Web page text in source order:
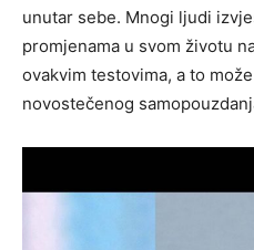
unutar sebe. Mnogi ljudi
promjenama u svom životu
ovakvim testovima, a to
novostečenog